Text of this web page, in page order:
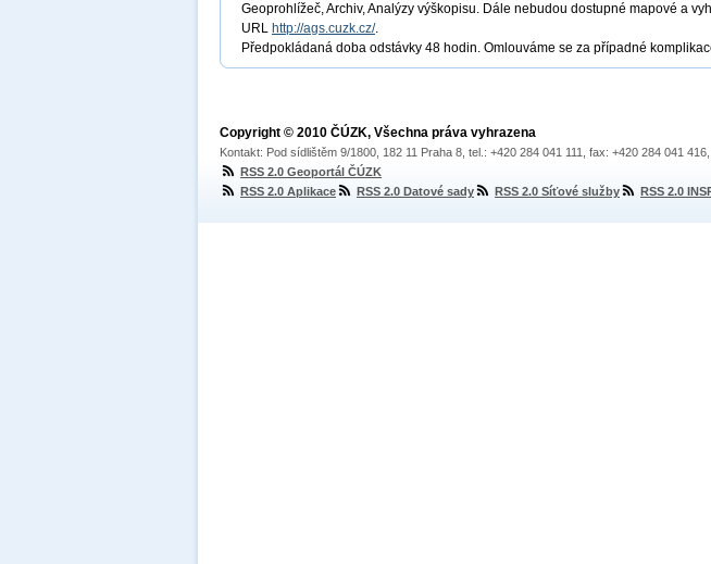
Geoprohlížeč, Archiv, Analýzy výškopisu. Dále nebudou dostupné mapové a
URL http://ags.cuzk.cz/.
Předpokládaná doba odstávky 48 hodin. Omlouváme se za případné
Copyright © 2010 ČÚZK, Všechna práva vyhrazena
Kontakt: Pod sídlištěm 9/1800, 182 11 Praha 8, tel.: +420 284 041 111, fax: +420 284 041 416,
RSS 2.0 Geoportál ČÚZK
RSS 2.0 Aplikace
RSS 2.0 Datové sady RSS 2.0 Síťové služby RSS 2.0